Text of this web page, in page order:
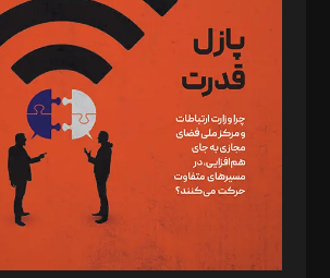
تحریریه‌: مجتبی محمود‌ی، آرش برهمند، یسنا
مصطفی مسجدی آرانی، ابوالفضل رجبی، زهرا فکرانه،
رستمی،مصطفی باستان
ویرایش: نگار استاد‌‌آقا
طراح یونیفرم: مجید توکلی
فیلمبرداری و عکاسی: امیر شفیعی، مانی لطفی زاده
گرافیک و صفحه‌آرایی: سید‌سبحان‌علی ثابت
مد‌یر توسعه تجاری: کامبیز برید‌
امور مالی: شاپور رهبری، محمد‌ کاظمی‌نیا